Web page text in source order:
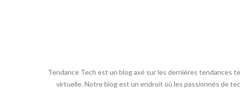
Tendance Tech est un blog axé sur les dernières tendances
virtuelle. Notre blog est un endroit où les passionnés de